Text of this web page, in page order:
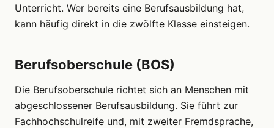
Unterricht. Wer bereits eine Berufsausbildung hat,
kann häufig direkt in die zwölfte Klasse einsteigen.
Berufsoberschule (BOS)
Die Berufsoberschule richtet sich an Menschen mit
abgeschlossener Berufsausbildung. Sie führt zur
Fachhochschulreife und, mit zweiter Fremdsprache,